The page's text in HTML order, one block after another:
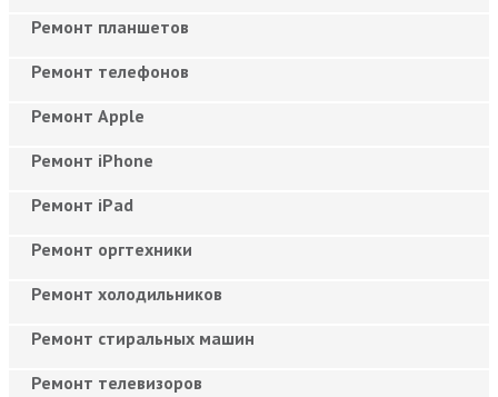
Ремонт планшетов
Ремонт телефонов
Ремонт Apple
Ремонт iPhone
Ремонт iPad
Ремонт оргтехники
Ремонт холодильников
Ремонт стиральных машин
Ремонт телевизоров